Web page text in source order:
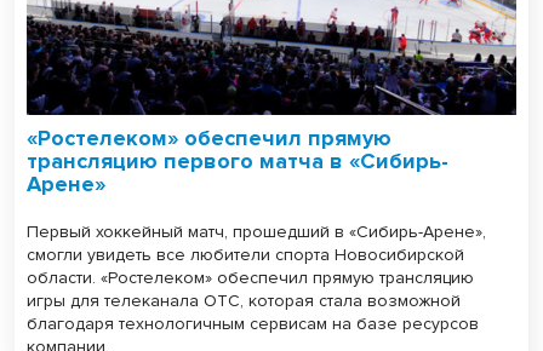
«Ростелеком» обеспечил прямую
трансляцию первого матча в «Сибирь-
Арене»
Первый хоккейный матч, прошедший в «Сибирь-Арене»,
смогли увидеть все любители спорта Новосибирской
области. «Ростелеком» обеспечил прямую трансляцию
игры для телеканала ОТС, которая стала возможной
благодаря технологичным сервисам на базе ресурсов
компании.